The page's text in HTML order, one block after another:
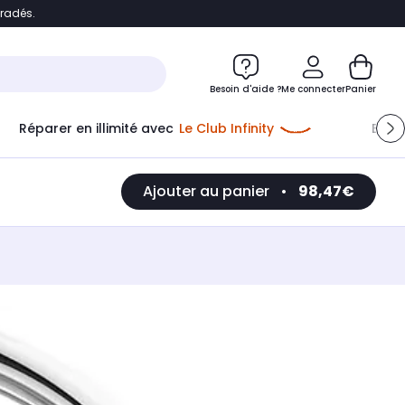
Accéder directement au chatbot
Besoin d'aide ?Me connecterPanier
Réparer en illimité avec Le Club Infinity
Ajouter au panier • 98,47€